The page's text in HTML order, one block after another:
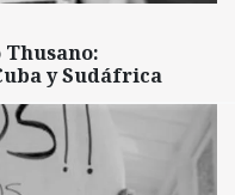
y Sudáfrica